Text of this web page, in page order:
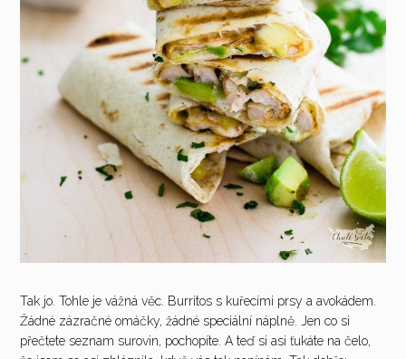
Tak jo. Tohle je vážná věc. Burritos s kuřecími prsy a avokádem.
Žádné zázračné omáčky, žádné speciální náplně. Jen co si
přečtete seznam surovin, pochopíte. A teď si asi ťukáte na čelo,